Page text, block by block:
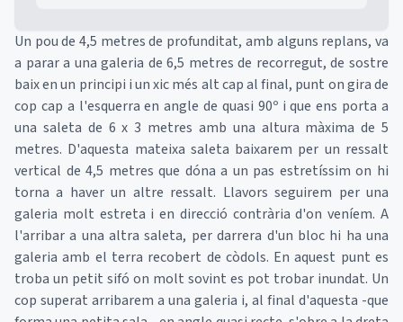
Un pou de 4,5 metres de profunditat, amb alguns replans, va
a parar a una galeria de 6,5 metres de recorregut, de sostre
baix en un principi i un xic més alt cap al final, punt on gira de
cop cap a l'esquerra en angle de quasi 90º i que ens porta a
una saleta de 6 x 3 metres amb una altura màxima de 5
metres. D'aquesta mateixa saleta baixarem per un ressalt
vertical de 4,5 metres que dóna a un pas estretíssim on hi
torna a haver un altre ressalt. Llavors seguirem per una
galeria molt estreta i en direcció contrària d'on veníem. A
l'arribar a una altra saleta, per darrera d'un bloc hi ha una
galeria amb el terra recobert de còdols. En aquest punt es
troba un petit sifó on molt sovint es pot trobar inundat. Un
cop superat arribarem a una galeria i, al final d'aquesta -que